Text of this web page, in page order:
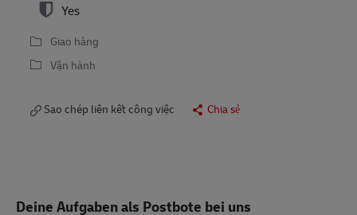
Yes
Giao hàng
Vận hành
Sao chép liên kết công việc Chia sẻ
Deine Aufgaben als Postbote bei uns